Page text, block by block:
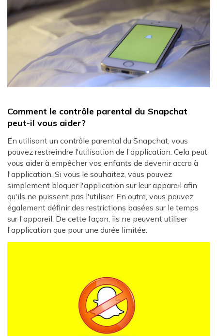
Comment le contrôle parental du Snapchat
peut-il vous aider?
En utilisant un contrôle parental du Snapchat, vous
pouvez restreindre l'utilisation de l'application. Cela peut
vous aider à empêcher vos enfants de devenir accro à
l'application. Si vous le souhaitez, vous pouvez
simplement bloquer l'application sur leur appareil afin
qu'ils ne puissent pas l'utiliser. En outre, vous pouvez
également définir des restrictions basées sur le temps
sur l'appareil. De cette façon, ils ne peuvent utiliser
l'application que pour une durée limitée.